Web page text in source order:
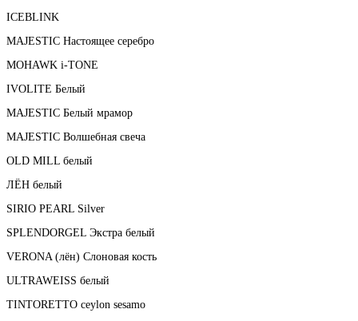
ICEBLINK
MAJESTIC Настоящее серебро
MOHAWK i-TONE
IVOLITE Белый
MAJESTIC Белый мрамор
MAJESTIC Волшебная свеча
OLD MILL белый
ЛЁН белый
SIRIO PEARL Silver
SPLENDORGEL Экстра белый
VERONA (лён) Слоновая кость
ULTRAWEISS белый
TINTORETTO ceylon sesamo